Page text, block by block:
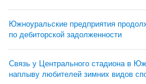
Южноуральские предприятия
по дебиторской задолженности
Связь у Центрального стадиона в
наплыву любителей зимних видов